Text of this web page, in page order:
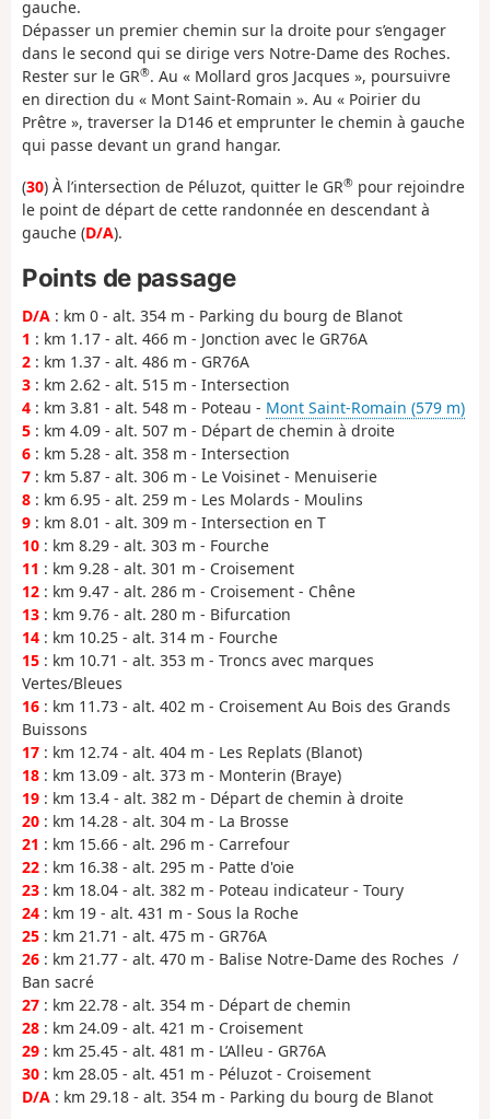
gauche.
Dépasser un premier chemin sur la droite pour s’engager
dans le second qui se dirige vers Notre-Dame des Roches.
Rester sur le GR®. Au « Mollard gros Jacques », poursuivre
en direction du « Mont Saint-Romain ». Au « Poirier du
Prêtre », traverser la D146 et emprunter le chemin à gauche
qui passe devant un grand hangar.
(30) À l’intersection de Péluzot, quitter le GR® pour rejoindre
le point de départ de cette randonnée en descendant à
gauche (D/A).
Points de passage
D/A : km 0 - alt. 354 m - Parking du bourg de Blanot
1 : km 1.17 - alt. 466 m - Jonction avec le GR76A
2 : km 1.37 - alt. 486 m - GR76A
3 : km 2.62 - alt. 515 m - Intersection
4 : km 3.81 - alt. 548 m - Poteau - Mont Saint-Romain (579 m)
5 : km 4.09 - alt. 507 m - Départ de chemin à droite
6 : km 5.28 - alt. 358 m - Intersection
7 : km 5.87 - alt. 306 m - Le Voisinet - Menuiserie
8 : km 6.95 - alt. 259 m - Les Molards - Moulins
9 : km 8.01 - alt. 309 m - Intersection en T
10 : km 8.29 - alt. 303 m - Fourche
11 : km 9.28 - alt. 301 m - Croisement
12 : km 9.47 - alt. 286 m - Croisement - Chêne
13 : km 9.76 - alt. 280 m - Bifurcation
14 : km 10.25 - alt. 314 m - Fourche
15 : km 10.71 - alt. 353 m - Troncs avec marques
Vertes/Bleues
16 : km 11.73 - alt. 402 m - Croisement Au Bois des Grands
Buissons
17 : km 12.74 - alt. 404 m - Les Replats (Blanot)
18 : km 13.09 - alt. 373 m - Monterin (Braye)
19 : km 13.4 - alt. 382 m - Départ de chemin à droite
20 : km 14.28 - alt. 304 m - La Brosse
21 : km 15.66 - alt. 296 m - Carrefour
22 : km 16.38 - alt. 295 m - Patte d'oie
23 : km 18.04 - alt. 382 m - Poteau indicateur - Toury
24 : km 19 - alt. 431 m - Sous la Roche
25 : km 21.71 - alt. 475 m - GR76A
26 : km 21.77 - alt. 470 m - Balise Notre-Dame des Roches /
Ban sacré
27 : km 22.78 - alt. 354 m - Départ de chemin
28 : km 24.09 - alt. 421 m - Croisement
29 : km 25.45 - alt. 481 m - L’Alleu - GR76A
30 : km 28.05 - alt. 451 m - Péluzot - Croisement
D/A : km 29.18 - alt. 354 m - Parking du bourg de Blanot